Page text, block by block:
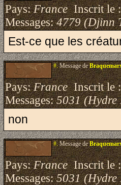
Pays:FranceInscrit le
Messages:4779 (Djinn
Est-ce que les
#.Message de
Pays:FranceInscrit le
Messages:5031 (Hydre
non
#.Message de
Pays:FranceInscrit le
Messages:5031 (Hydre